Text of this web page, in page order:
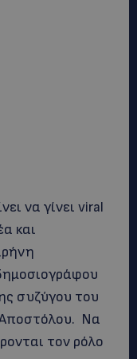
να γίνει viral
και
συζύγου του
Να
τον ρόλο